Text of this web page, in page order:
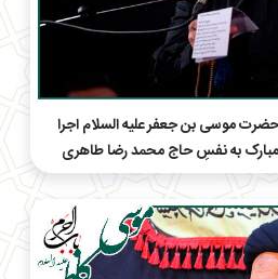
موسی بن جعفر علیه السلام اجرا
به نفسِ حاج‌ محمد رضا طاهری